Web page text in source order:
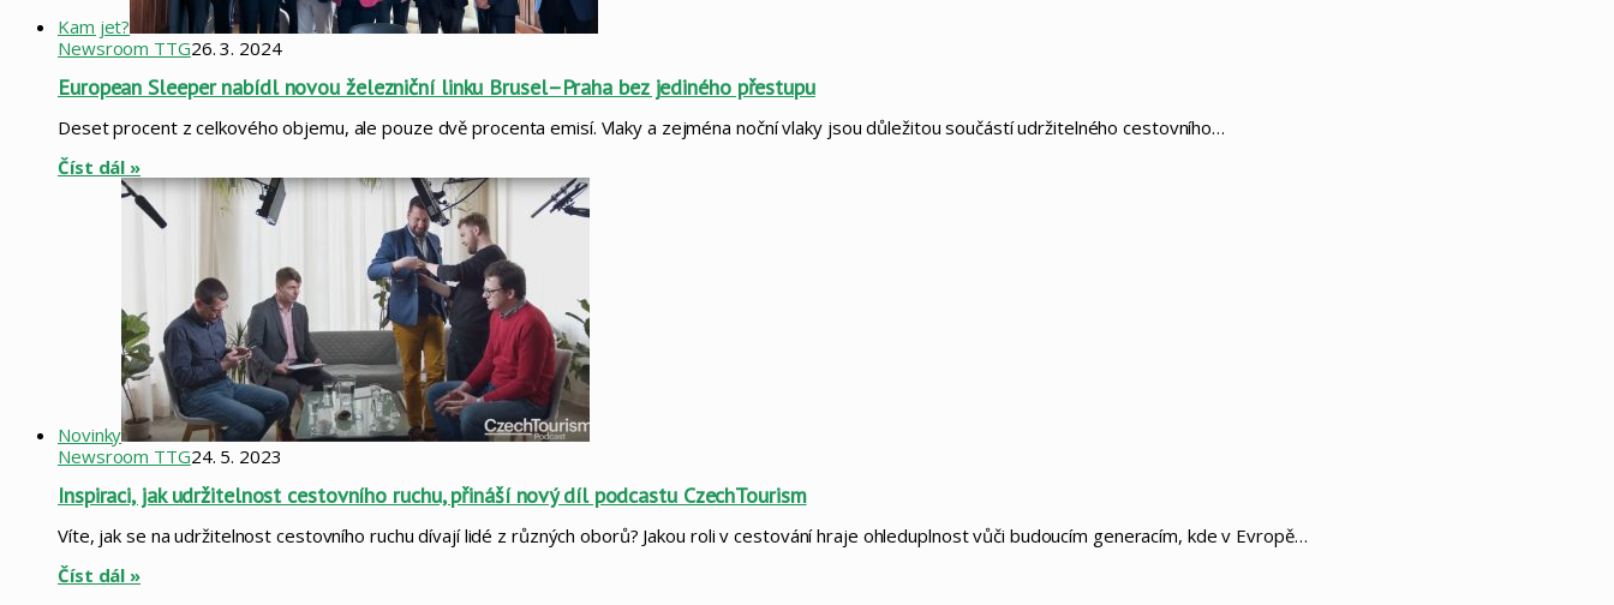
Kam jet?
Newsroom TTG26. 3. 2024
European Sleeper nabídl novou železniční linku Brusel–Praha bez jediného přestupu
Deset procent z celkového objemu, ale pouze dvě procenta emisí. Vlaky a zejména noční vlaky jsou důležitou součástí udržitelného cestovního…
Číst dál »
Novinky
Newsroom TTG24. 5. 2023
Inspiraci, jak udržitelnost cestovního ruchu, přináší nový díl podcastu CzechTourism
Víte, jak se na udržitelnost cestovního ruchu dívají lidé z různých oborů? Jakou roli v cestování hraje ohleduplnost vůči budoucím generacím, kde v Evropě…
Číst dál »